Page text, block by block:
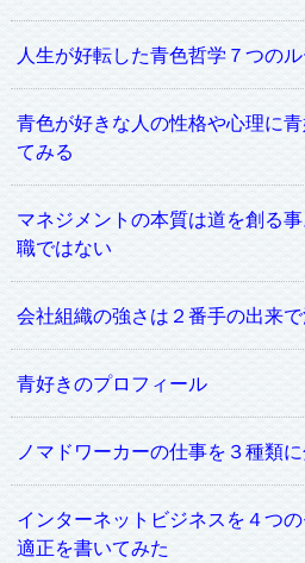
人生が好転した青色哲学７つの
青色が好きな人の性格や心理に
てみる
マネジメントの本質は道を創る
職ではない
会社組織の強さは２番手の出来
青好きのプロフィール
ノマドワーカーの仕事を３種類
インターネットビジネスを４つ
適正を書いてみた